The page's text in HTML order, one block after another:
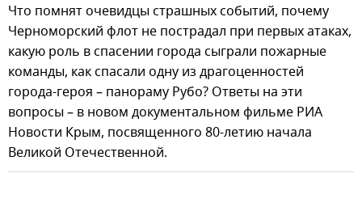
Что помнят очевидцы страшных событий, почему
Черноморский флот не пострадал при первых атаках,
какую роль в спасении города сыграли пожарные
команды, как спасали одну из драгоценностей
города-героя – панораму Рубо? Ответы на эти
вопросы – в новом документальном фильме РИА
Новости Крым, посвященного 80-летию начала
Великой Отечественной.